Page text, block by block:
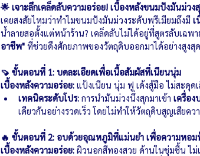
🌟 เจาะลึกเคล็ดลับความอร่อย! เบื้องหลังขนมปังมันม่ว
เคยสงสัยไหมว่าทำไมขนมปังมันม่วงระดับพรีเมียมถึงมี เ
น้ำลายสอตั้งแต่หน้าร้าน? เคล็ดลับไม่ได้อยู่ที่สูตรลับเฉพา
อาชีพ" ที่ช่วยดึงศักยภาพของวัตถุดิบออกมาได้อย่างสูงสุ
🍠 ขั้นตอนที่ 1: บดละเอียดเพื่อเนื้อสัมผัสที่เนียนนุ่ม
เบื้องหลังความอร่อย: แป้งเนียน นุ่ม ฟู เด้งสู้มือ ไม่สะดุด
เทคนิคระดับโปร: การนำมันม่วงนึ่งสุกมาเข้า เครื่อง
เดียวกันอย่างรวดเร็ว โดยไม่ทำให้วัตถุดิบสูญเสียคว
🔥 ขั้นตอนที่ 2: อบด้วยอุณหภูมิที่แม่นยำ เพื่อความหอม
เบื้องหลังความอร่อย: ผิวนอกสีทองสวย ด้านในชุ่มชื้น ไม่